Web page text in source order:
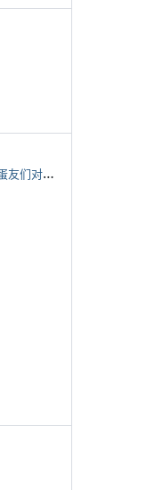
*
我正在建立一个英语口语教学的网站。想问一下蛋友们对这类教学机构或网站的痛点。